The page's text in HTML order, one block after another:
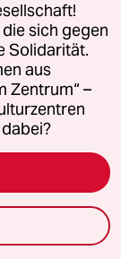
sich gegen
Solidarität.
aus
Zentrum“ –